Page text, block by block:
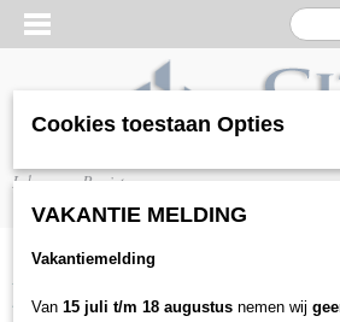
Inloggen Registreren
Home
3531 Oak timeless
Cookies toestaan Opties
VAKANTIE MELDING
Vakantiemelding
Van 15 juli t/m 18 augustus nemen wij